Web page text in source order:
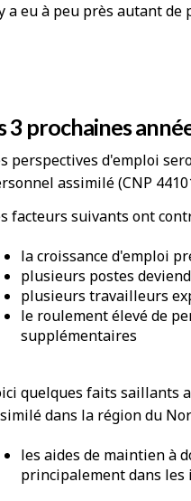
a eu à peu près autant de
3 prochaines
perspectives d'emploi
assimilé (CNP
facteurs suivants ont
la croissance d'emploi
plusieurs postes
plusieurs travailleurs
le roulement élevé de
supplémentaires
quelques faits saillants
dans la région du
les aides de maintien à
principalement dans les